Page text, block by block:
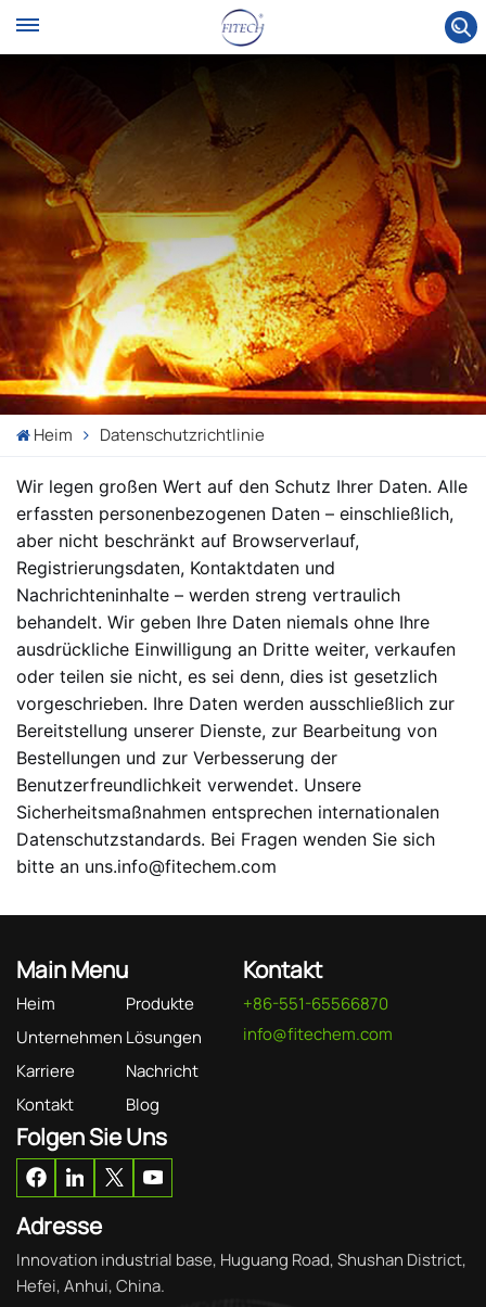
Heim Datenschutzrichtlinie
Wir legen großen Wert auf den Schutz Ihrer Daten. Alle
erfassten personenbezogenen Daten – einschließlich,
aber nicht beschränkt auf Browserverlauf,
Registrierungsdaten, Kontaktdaten und
Nachrichteninhalte – werden streng vertraulich
behandelt. Wir geben Ihre Daten niemals ohne Ihre
ausdrückliche Einwilligung an Dritte weiter, verkaufen
oder teilen sie nicht, es sei denn, dies ist gesetzlich
vorgeschrieben. Ihre Daten werden ausschließlich zur
Bereitstellung unserer Dienste, zur Bearbeitung von
Bestellungen und zur Verbesserung der
Benutzerfreundlichkeit verwendet. Unsere
Sicherheitsmaßnahmen entsprechen internationalen
Datenschutzstandards. Bei Fragen wenden Sie sich
bitte an uns.info@fitechem.com
Main Menu
Heim
Produkte
Unternehmen Lösungen
Karriere
Nachricht
Kontakt
Blog
Kontakt
+86-551-65566870
info@fitechem.com
Folgen Sie Uns
Adresse
Innovation industrial base, Huguang Road, Shushan District,
Hefei, Anhui, China.